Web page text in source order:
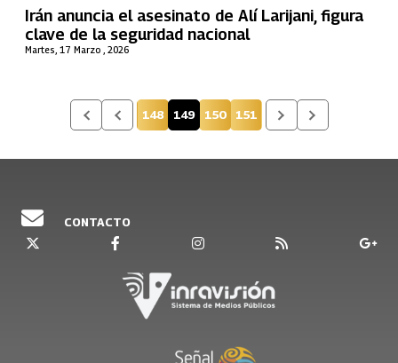
Martes, 17 Marzo , 2026
Irán anuncia el asesinato de Alí Larijani, figura
clave de la seguridad nacional
Página
148 Página actual
149 Página
150 Página
151
CONTACTO